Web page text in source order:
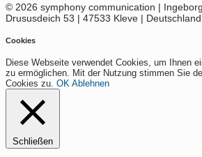
© 2026 symphony communication |
Drususdeich 53 | 47533 Kleve | Deutschland
Cookies
Diese Webseite verwendet Cookies, um Ihnen
zu ermöglichen. Mit der Nutzung stimmen Sie
Cookies zu. OK Ablehnen
Schließen